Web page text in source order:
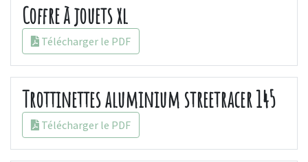
Coffre à jouets xl
Télécharger le PDF
Trottinettes aluminium streetracer 145
Télécharger le PDF